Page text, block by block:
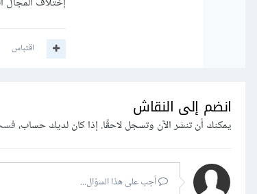
اقتباس
انضم إلى النقاش
يمكنك أن تنشر الآن وتسجل لاحقًا. إذا كان لديك حساب،
أجب على هذا السؤال...